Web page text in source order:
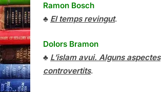
Ramon Bosch
♣ El temps revingut.
Dolors Bramon
♣ L’islam avui. Alguns aspectes
controvertits.